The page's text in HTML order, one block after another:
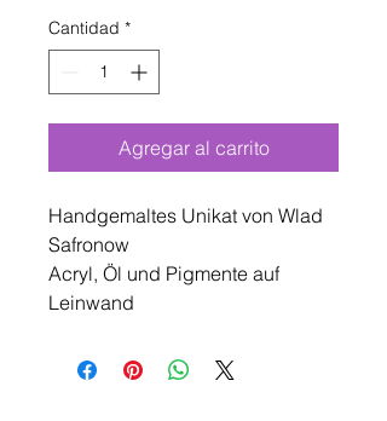
Cantidad *
Agregar al carrito
Handgemaltes Unikat von Wlad
Safronow
Acryl, Öl und Pigmente auf
Leinwand